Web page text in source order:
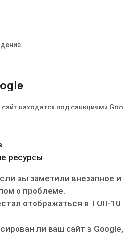
находится под санкциями
ресурсы
вы заметили внезапное и
о проблеме.
отображаться в ТОП-10
ли ваш сайт в